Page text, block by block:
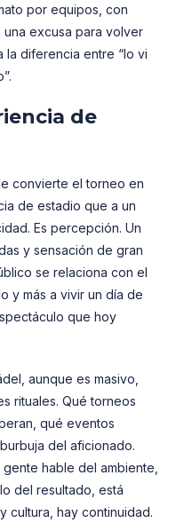
por equipos, con
una excusa para volver
la diferencia entre “lo vi
de
convierte el torneo en
de estadio que a un
Es percepción. Un
y sensación de gran
se relaciona con el
y más a vivir un día de
que hoy
aunque es masivo,
rituales. Qué torneos
qué eventos
del aficionado.
hable del ambiente,
del resultado, está
cultura, hay continuidad.